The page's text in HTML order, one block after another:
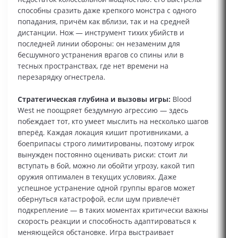
способны сразить даже крепкого монстра с одного
попадания, причём как вблизи, так и на средней
дистанции. Нож — инструмент тихих убийств и
последней линии обороны: он незаменим для
бесшумного устранения врагов со спины или в
тесных пространствах, где нет времени на
перезарядку огнестрела.
Стратегическая глубина и вызовы игры: Blood
West не поощряет бездумную агрессию — здесь
побеждает тот, кто умеет мыслить на несколько шагов
вперёд. Каждая локация кишит противниками, а
боеприпасы строго лимитированы, поэтому игрок
вынужден постоянно оценивать риски: стоит ли
вступать в бой, можно ли обойти угрозу, какой тип
оружия оптимален в текущих условиях. Даже
успешное устранение одной группы врагов может
обернуться катастрофой, если шум привлечёт
подкрепление — в таких моментах критически важны
скорость реакции и способность адаптироваться к
меняющейся обстановке. Игра выстраивает